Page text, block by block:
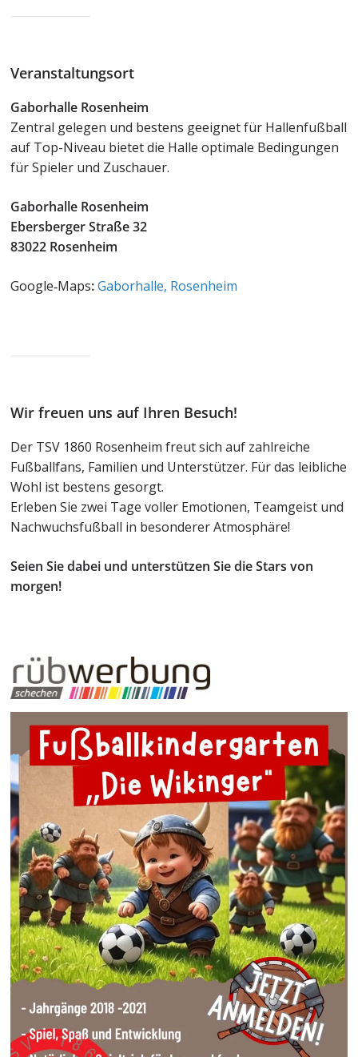
Veranstaltungsort
Gaborhalle Rosenheim
Zentral gelegen und bestens geeignet für Hallenfußball
auf Top-Niveau bietet die Halle optimale Bedingungen
für Spieler und Zuschauer.
Gaborhalle Rosenheim
Ebersberger Straße 32
83022 Rosenheim
Google‑Maps:Gaborhalle, Rosenheim
Wir freuen uns auf Ihren Besuch!
Der TSV 1860 Rosenheim freut sich auf zahlreiche
Fußballfans, Familien und Unterstützer. Für das leibliche
Wohl ist bestens gesorgt.
Erleben Sie zwei Tage voller Emotionen, Teamgeist und
Nachwuchsfußball in besonderer Atmosphäre!
Seien Sie dabei und unterstützen Sie die Stars von
morgen!